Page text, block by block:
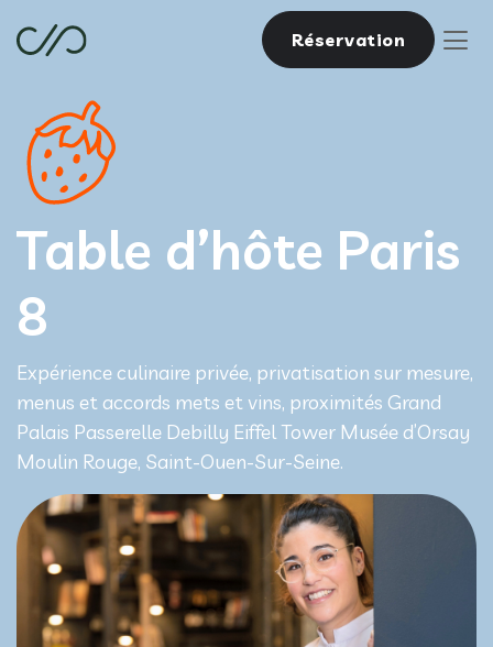
Réservation
Table d’hôte Paris
8
Expérience culinaire privée, privatisation sur mesure,
menus et accords mets et vins, proximités Grand
Palais Passerelle Debilly Eiffel Tower Musée d’Orsay
Moulin Rouge, Saint-Ouen-Sur-Seine.